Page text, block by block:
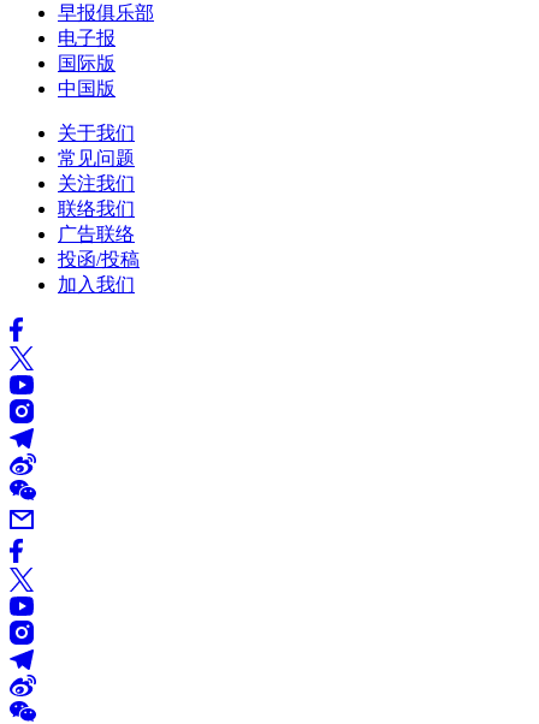
早报俱乐部
电子报
国际版
中国版
关于我们
常见问题
关注我们
联络我们
广告联络
投函/投稿
加入我们